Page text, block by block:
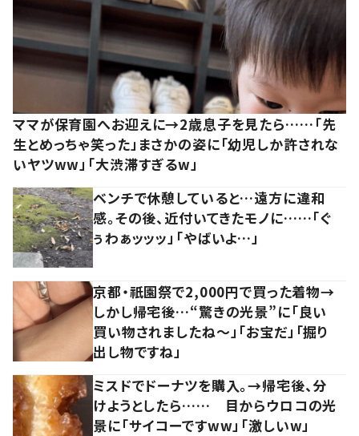
ママが保育園へお迎えに→2歳息子を見たら……「先
生とめっちゃ笑った」まさかの姿に「幼児しか許されな
いヤツww」「大渋滞すぎるw」
ベンチで休憩していると…遠方に違和
感。その後、近付いてきたモノに……「ぐ
ぅわぁッッッ」「やばいよ…」
京都・祇園祭で2,000円で買った着物→
しかし帰宅後…“驚きの光景”に「良い
買い物されましたね～」「お宝だ」「掘り
出し物ですね」
ミスドでドーナツを購入。→帰宅後、分
けようとしたら…… 目からウロコの光
景に「サイコーですww」「激しいw」